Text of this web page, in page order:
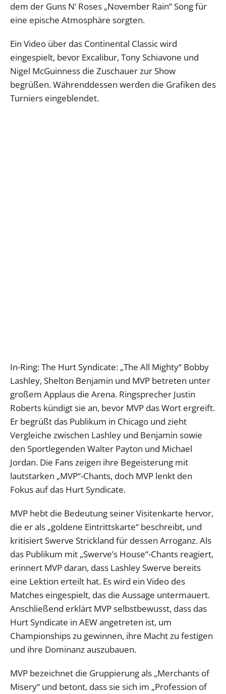
dem der Guns N‘ Roses „November Rain“ Song für
eine epische Atmosphäre sorgten.
Ein Video über das Continental Classic wird
eingespielt, bevor Excalibur, Tony Schiavone und
Nigel McGuinness die Zuschauer zur Show
begrüßen. Währenddessen werden die Grafiken des
Turniers eingeblendet.
In-Ring: The Hurt Syndicate: „The All Mighty“ Bobby
Lashley, Shelton Benjamin und MVP betreten unter
großem Applaus die Arena. Ringsprecher Justin
Roberts kündigt sie an, bevor MVP das Wort ergreift.
Er begrüßt das Publikum in Chicago und zieht
Vergleiche zwischen Lashley und Benjamin sowie
den Sportlegenden Walter Payton und Michael
Jordan. Die Fans zeigen ihre Begeisterung mit
lautstarken „MVP“-Chants, doch MVP lenkt den
Fokus auf das Hurt Syndicate.
MVP hebt die Bedeutung seiner Visitenkarte hervor,
die er als „goldene Eintrittskarte“ beschreibt, und
kritisiert Swerve Strickland für dessen Arroganz. Als
das Publikum mit „Swerve’s House“-Chants reagiert,
erinnert MVP daran, dass Lashley Swerve bereits
eine Lektion erteilt hat. Es wird ein Video des
Matches eingespielt, das die Aussage untermauert.
Anschließend erklärt MVP selbstbewusst, dass das
Hurt Syndicate in AEW angetreten ist, um
Championships zu gewinnen, ihre Macht zu festigen
und ihre Dominanz auszubauen.
MVP bezeichnet die Gruppierung als „Merchants of
Misery“ und betont, dass sie sich im „Profession of